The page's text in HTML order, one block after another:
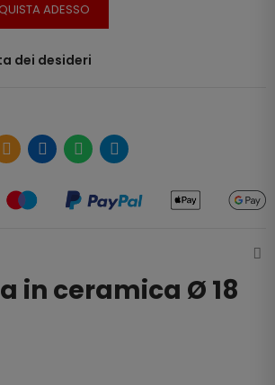
ADESSO
dei desideri
in ceramica Ø 18